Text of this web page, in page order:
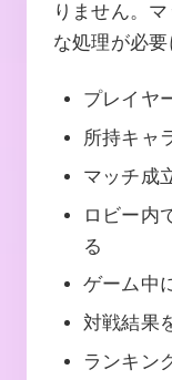
りません。
な処理が必要
プレイヤ
所持キャ
マッチ成
ロビー内
る
ゲーム中
対戦結果
ランキン